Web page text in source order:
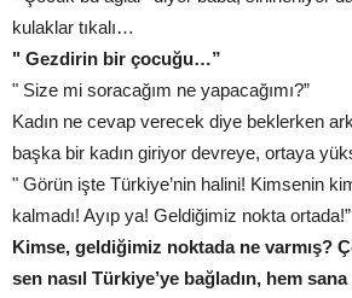
kulaklar tıkalı…
" Gezdirin bir çocuğu…”
" Size mi soracağım ne yapacağımı?”
Kadın ne cevap verecek diye beklerken
başka bir kadın giriyor devreye, ortaya
" Görün işte Türkiye’nin halini! Kimsenin
kalmadı! Ayıp ya! Geldiğimiz nokta ortada!”
Kimse, geldiğimiz noktada ne varmış?
sen nasıl Türkiye’ye bağladın, hem